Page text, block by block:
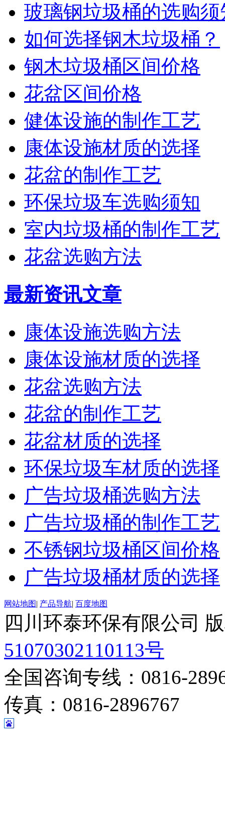
玻璃钢垃圾桶的选购须
如何选择钢木垃圾桶？
钢木垃圾桶区间价格
花盆区间价格
健体设施的制作工艺
康体设施材质的选择
花盆的制作工艺
环保垃圾车选购须知
室内垃圾桶的制作工艺
花盆选购方法
最新资讯文章
康体设施选购方法
康体设施材质的选择
花盆选购方法
花盆的制作工艺
花盆材质的选择
环保垃圾车材质的选择
广告垃圾桶选购方法
广告垃圾桶的制作工艺
不锈钢垃圾桶区间价格
广告垃圾桶材质的选择
网站地图 产品导航 百度地图
四川环泰环保有限公司
51070302110113号
全国咨询专线：0816-
传真：0816-2896767